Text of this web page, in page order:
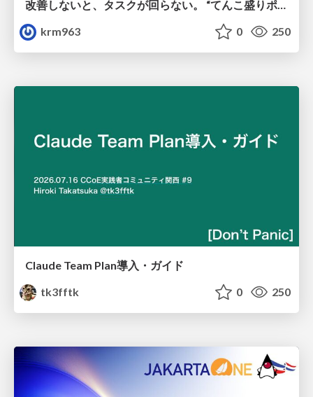
改善しないと、タスクが回らない。 “てんこ盛りポジション” を引き継いだ情シスの、入社3ヶ月の業務改善録
krm963
0 250
Claude Team Plan導入・ガイド
tk3fftk
0 250